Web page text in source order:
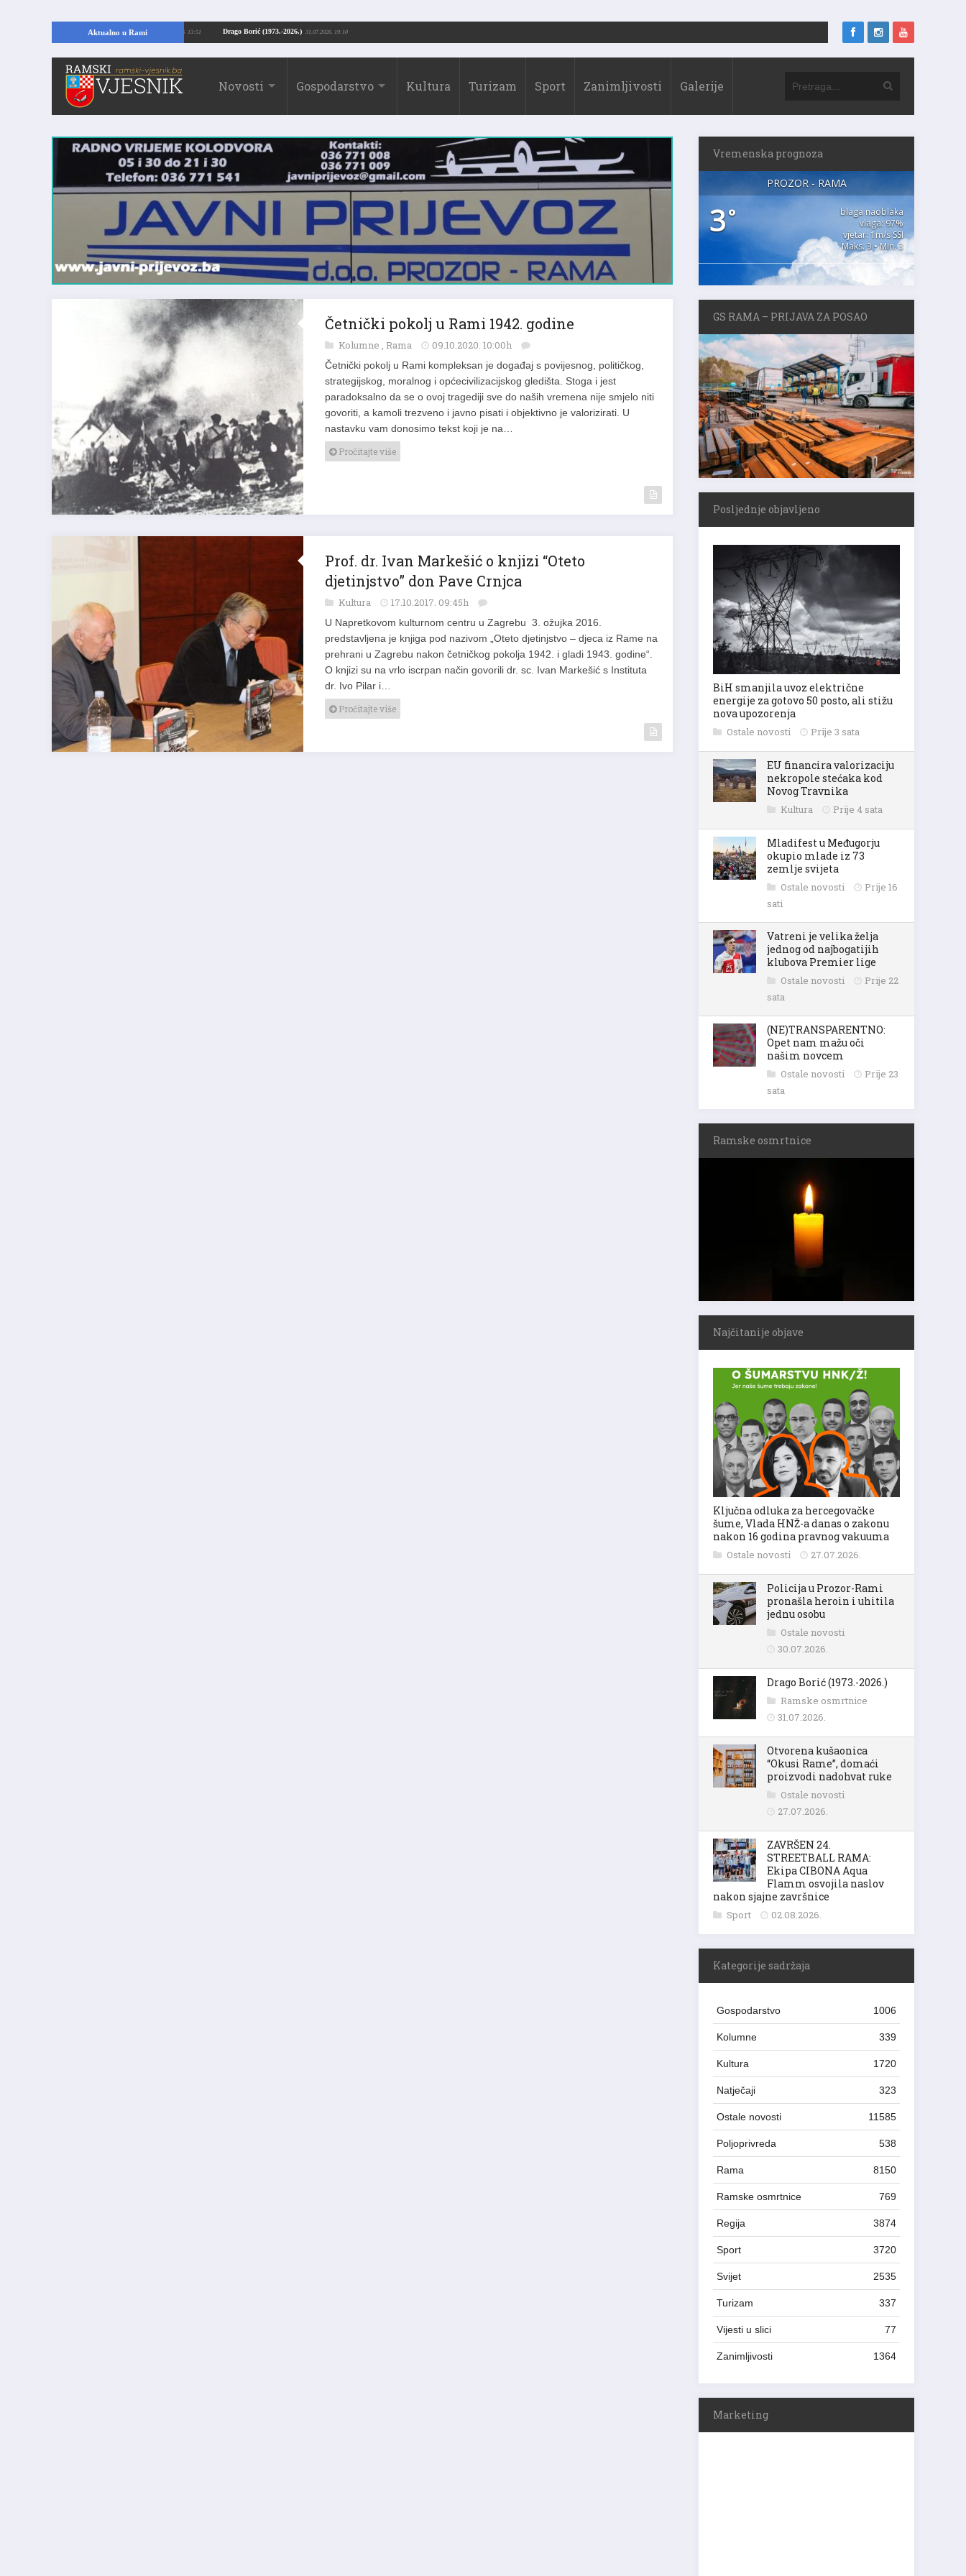
Aktualno u Rami Drago Borić (1973.-2026.) 31.07.2026. 19:10
temelje kuće, pronašao vrijedne arheološke ostatke 24.07.2026. 13:51
Novosti Gospodarstvo Kultura Turizam Sport Zanimljivosti Galerije
Četnički pokolj u Rami 1942. godine
Četnički pokolj u Rami kompleksan je događaj s povijesnog, političkog,
strategijskog, moralnog i općecivilizacijskog gledišta. Stoga i jest
paradoksalno da se o ovoj tragediji sve do naših vremena nije smjelo niti
govoriti, a kamoli trezveno i javno pisati i objektivno je valorizirati. U
nastavku vam donosimo tekst koji je na…
Pročitajte više
Prof. dr. Ivan Markešić o knjizi “Oteto
djetinjstvo” don Pave Crnjca
predstavljena je knjiga pod nazivom „Oteto djetinjstvo – djeca iz Rame na
prehrani u Zagrebu nakon četničkog pokolja 1942. i gladi 1943. godine“.
O knjizi su na vrlo iscrpan način govorili dr. sc. Ivan Markešić s Instituta
dr. Ivo Pilar i…
Pročitajte više
Vremenska prognoza
PROZOR - RAMA
3°
blaga naoblaka
vlaga: 97%
vjetar: 1m/s SSI
Maks. 3 • Min. 3
GS RAMA – PRIJAVA ZA POSAO
Posljednje objavljeno
BiH smanjila uvoz električne
energije za gotovo 50 posto, ali stižu
nova upozorenja
Ostale novosti Prije 3 sata
EU financira valorizaciju
nekropole stećaka kod
Novog Travnika
Kultura Prije 4 sata
Mladifest u Međugorju
okupio mlade iz 73
zemlje svijeta
Ostale novosti
Prije 16
sati
Vatreni je velika želja
jednog od najbogatijih
klubova Premier lige
Ostale novosti
Prije 22
sata
(NE)TRANSPARENTNO:
Opet nam mažu oči
našim novcem
Ostale novosti
Prije 23
sata
Ramske osmrtnice
Najčitanije objave
Ključna odluka za hercegovačke
šume, Vlada HNŽ-a danas o zakonu
nakon 16 godina pravnog vakuuma
Ostale novosti 27.07.2026.
Policija u Prozor-Rami
pronašla heroin i uhitila
jednu osobu
Ostale novosti
30.07.2026.
Drago Borić (1973.-2026.)
Ramske osmrtnice
31.07.2026.
Otvorena kušaonica
“Okusi Rame”, domaći
proizvodi nadohvat ruke
Ostale novosti
27.07.2026.
ZAVRŠEN 24.
STREETBALL RAMA:
Ekipa CIBONA Aqua
Flamm osvojila naslov
nakon sjajne završnice
Sport 02.08.2026.
Kategorije sadržaja
Gospodarstvo 1006
Kolumne 339
Kultura 1720
Natječaji 323
Ostale novosti 11585
Poljoprivreda 538
Rama 8150
Ramske osmrtnice 769
Regija 3874
Sport 3720
Svijet 2535
Turizam 337
Vijesti u slici 77
Zanimljivosti 1364
Marketing